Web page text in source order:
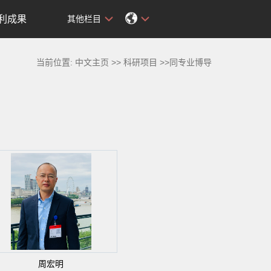
成果 其他栏目
当前位置: 中文主页 >>科研项目 >>同专业博导
周宏明